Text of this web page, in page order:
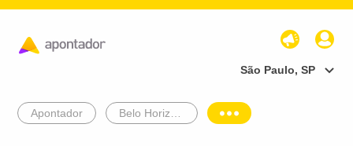
São Paulo, SP
Apontador